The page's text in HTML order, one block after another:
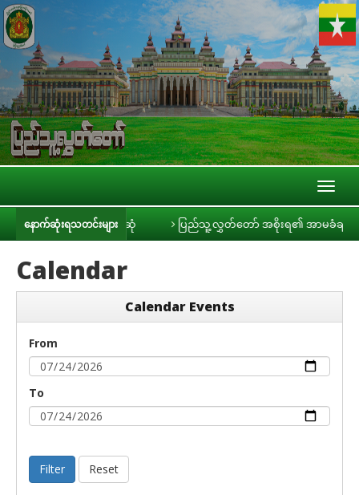
နောက်ဆုံးရသတင်းများ
မီဒီယာများနှင့် တွေ့ဆုံ ပြည်သူ့လွှတ်တော် အစိုးရ၏ အာမခံချက်များ၊
Calendar
Calendar Events
From
To
Filter Reset